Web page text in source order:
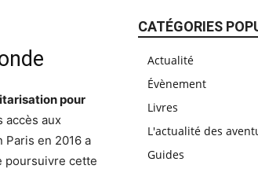
pour
accès aux
Paris en 2016 a
poursuivre cette
CATÉGORIES
Actualité
Évènement
Livres
L'actualité des
Guides